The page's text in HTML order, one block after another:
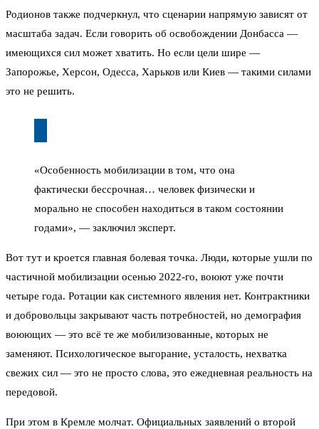
Родионов также подчеркнул, что сценарии напрямую зависят от
масштаба задач. Если говорить об освобождении Донбасса —
имеющихся сил может хватить. Но если цели шире —
Запорожье, Херсон, Одесса, Харьков или Киев — такими силами
это не решить.
«Особенность мобилизации в том, что она
фактически бессрочная… человек физически и
морально не способен находиться в таком состоянии
годами», — заключил эксперт.
Вот тут и кроется главная болевая точка. Люди, которые ушли по
частичной мобилизации осенью 2022-го, воюют уже почти
четыре года. Ротации как системного явления нет. Контрактники
и добровольцы закрывают часть потребностей, но демография
воюющих — это всё те же мобилизованные, которых не
заменяют. Психологическое выгорание, усталость, нехватка
свежих сил — это не просто слова, это ежедневная реальность на
передовой.
При этом в Кремле молчат. Официальных заявлений о второй